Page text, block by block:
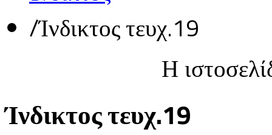
/Ίνδικτος τευχ.19
Η
Ίνδικτος τευχ.19